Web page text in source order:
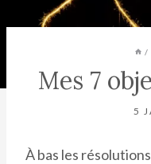
/
Mes 7
5
À bas les